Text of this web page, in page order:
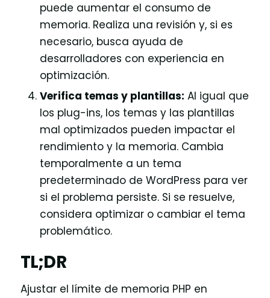
puede aumentar el consumo de
memoria. Realiza una revisión y, si es
necesario, busca ayuda de
desarrolladores con experiencia en
optimización.
Verifica temas y plantillas: Al igual que
los plug-ins, los temas y las plantillas
mal optimizados pueden impactar el
rendimiento y la memoria. Cambia
temporalmente a un tema
predeterminado de WordPress para ver
si el problema persiste. Si se resuelve,
considera optimizar o cambiar el tema
problemático.
TL;DR
Ajustar el límite de memoria PHP en